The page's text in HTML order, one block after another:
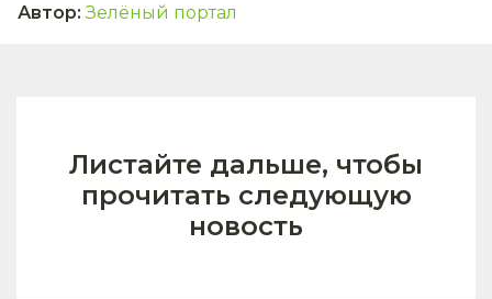
Автор: Зелёный портал
Листайте дальше, чтобы
прочитать следующую
новость